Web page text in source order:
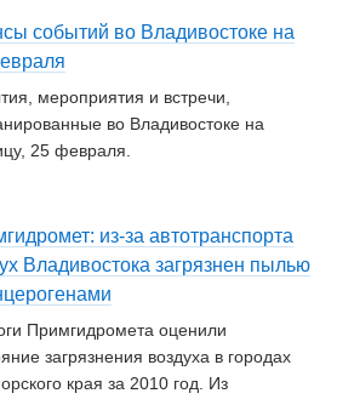
событий во Владивостоке на
мероприятия и встречи,
во Владивостоке на
25 февраля.
из-за автотранспорта
Владивостока загрязнен пылью
Примгидромета оценили
загрязнения воздуха в городах
края за 2010 год. Из